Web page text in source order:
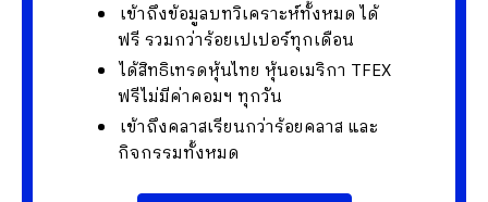
เข้าถึงข้อมูลบทวิเคราะห์ทั้งหมด ได้
ฟรี รวมกว่าร้อยเปเปอร์ทุกเดือน
ได้สิทธิเทรดหุ้นไทย หุ้นอเมริกา TFEX
ฟรีไม่มีค่าคอมฯ ทุกวัน
เข้าถึงคลาสเรียนกว่าร้อยคลาส และ
กิจกรรมทั้งหมด